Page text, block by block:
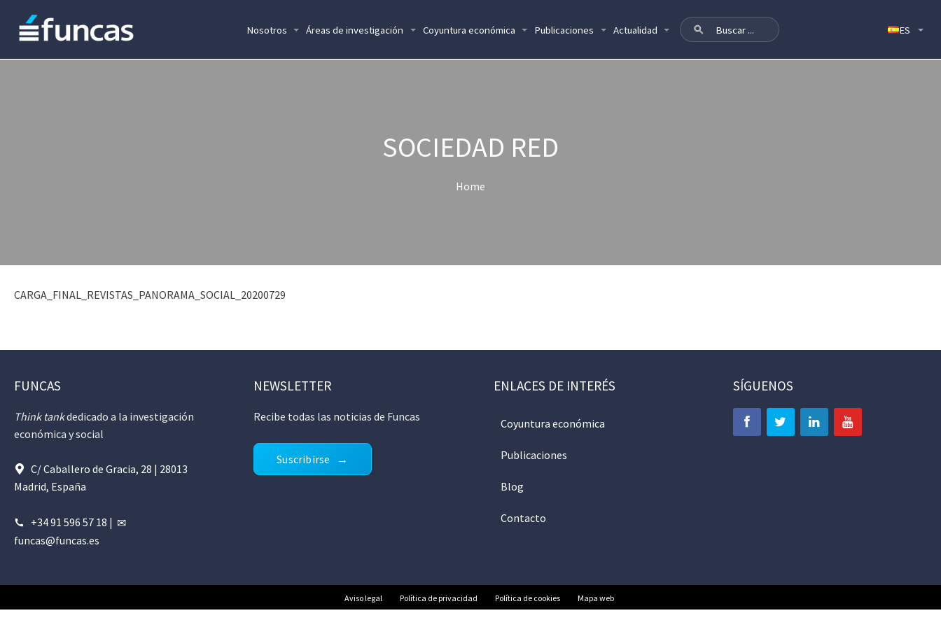
Nosotros Áreas de investigación Coyuntura económica Publicaciones Actualidad
SOCIEDAD RED
Home
CARGA_FINAL_REVISTAS_PANORAMA_SOCIAL_20200729
FUNCAS
Think tankdedicado a la investigación
económica y social
C/ Caballero de Gracia, 28 | 28013
Madrid, España
+34 91 596 57 18 |
funcas@funcas.es
NEWSLETTER
Recibe todas las noticias de Funcas
Suscribirse
ENLACES DE INTERÉS
Coyuntura económica
Publicaciones
Blog
Contacto
SÍGUENOS
Aviso legal Política de privacidad Política de cookies Mapa web